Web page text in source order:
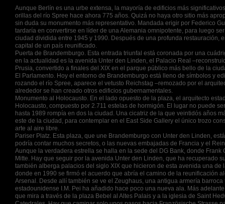
Aunque Berlín es una urbe extensa, la mayoría de edificios más
orillas del río Spree hace ahora 775 años. Quizá no haya otro sitio más
sin duda su monumento más representativo. Mandada erigir por Federico
tardaría en convertirse en líder de una Alemania omnipotente, para luego
ciudad dividida entre 1945 y 1990. Después de una profunda
capital de un país reunificado.
Puerta de Brandemburgo. Esta entrada triunfal está coronada por una
en la actualidad es la avenida Unter den Linden, el Palacio Real
Prusia, convertido a finales del XIX en el parque público más bello de la
El Parlamento. Hoy el entorno de Brandemburgo está lleno de símbolos y
rozando el río Spree, aparece el vetusto Reichstag –remozado por el
alrededor se han creado otros edificios gubernamentales.
Monumento al Holocausto. En el lado opuesto de la plaza, el arquitecto
Holocausto, compuesto por 2.711 estelas de hormigón. El lugar no puede
hasta 1989 rompía en dos la ciudad. Una cicatriz de la que veintidós años
este de la ciudad, para contemplar en el East Side Gallery el único trozo
arte al aire libre.
Pariser Platz. Esta plaza, que une Brandemburgo con Unter den Linden,
podría contar muchos secretos, o las nuevas embajadas de Francia y el
Aunque la verdadera estrella se halla en la sede del DG Bank, donde
Mitte. Hay que seguir por la avenida Unter den Linden, que ha recuperado
también alberga palacios del siglo XIX que hicieron de esta avenida una
donde en 1990 se firmó el acuerdo que abría el camino de la reunificación
Arsenal. Desde allí también se ve el Zeughaus, una antigua armería
estadounidense I.M. Pei ha añadido hace poco una nueva ala. Más
que mira a través de la plaza Bebel al Altes Palais y a la iglesia de Saint